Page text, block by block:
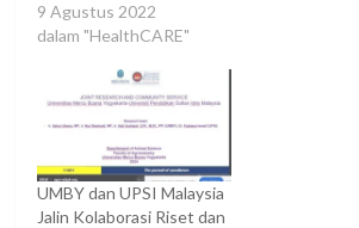
9 Agustus 2022
dalam "HealthCARE"
UMBY dan UPSI Malaysia
Jalin Kolaborasi Riset dan